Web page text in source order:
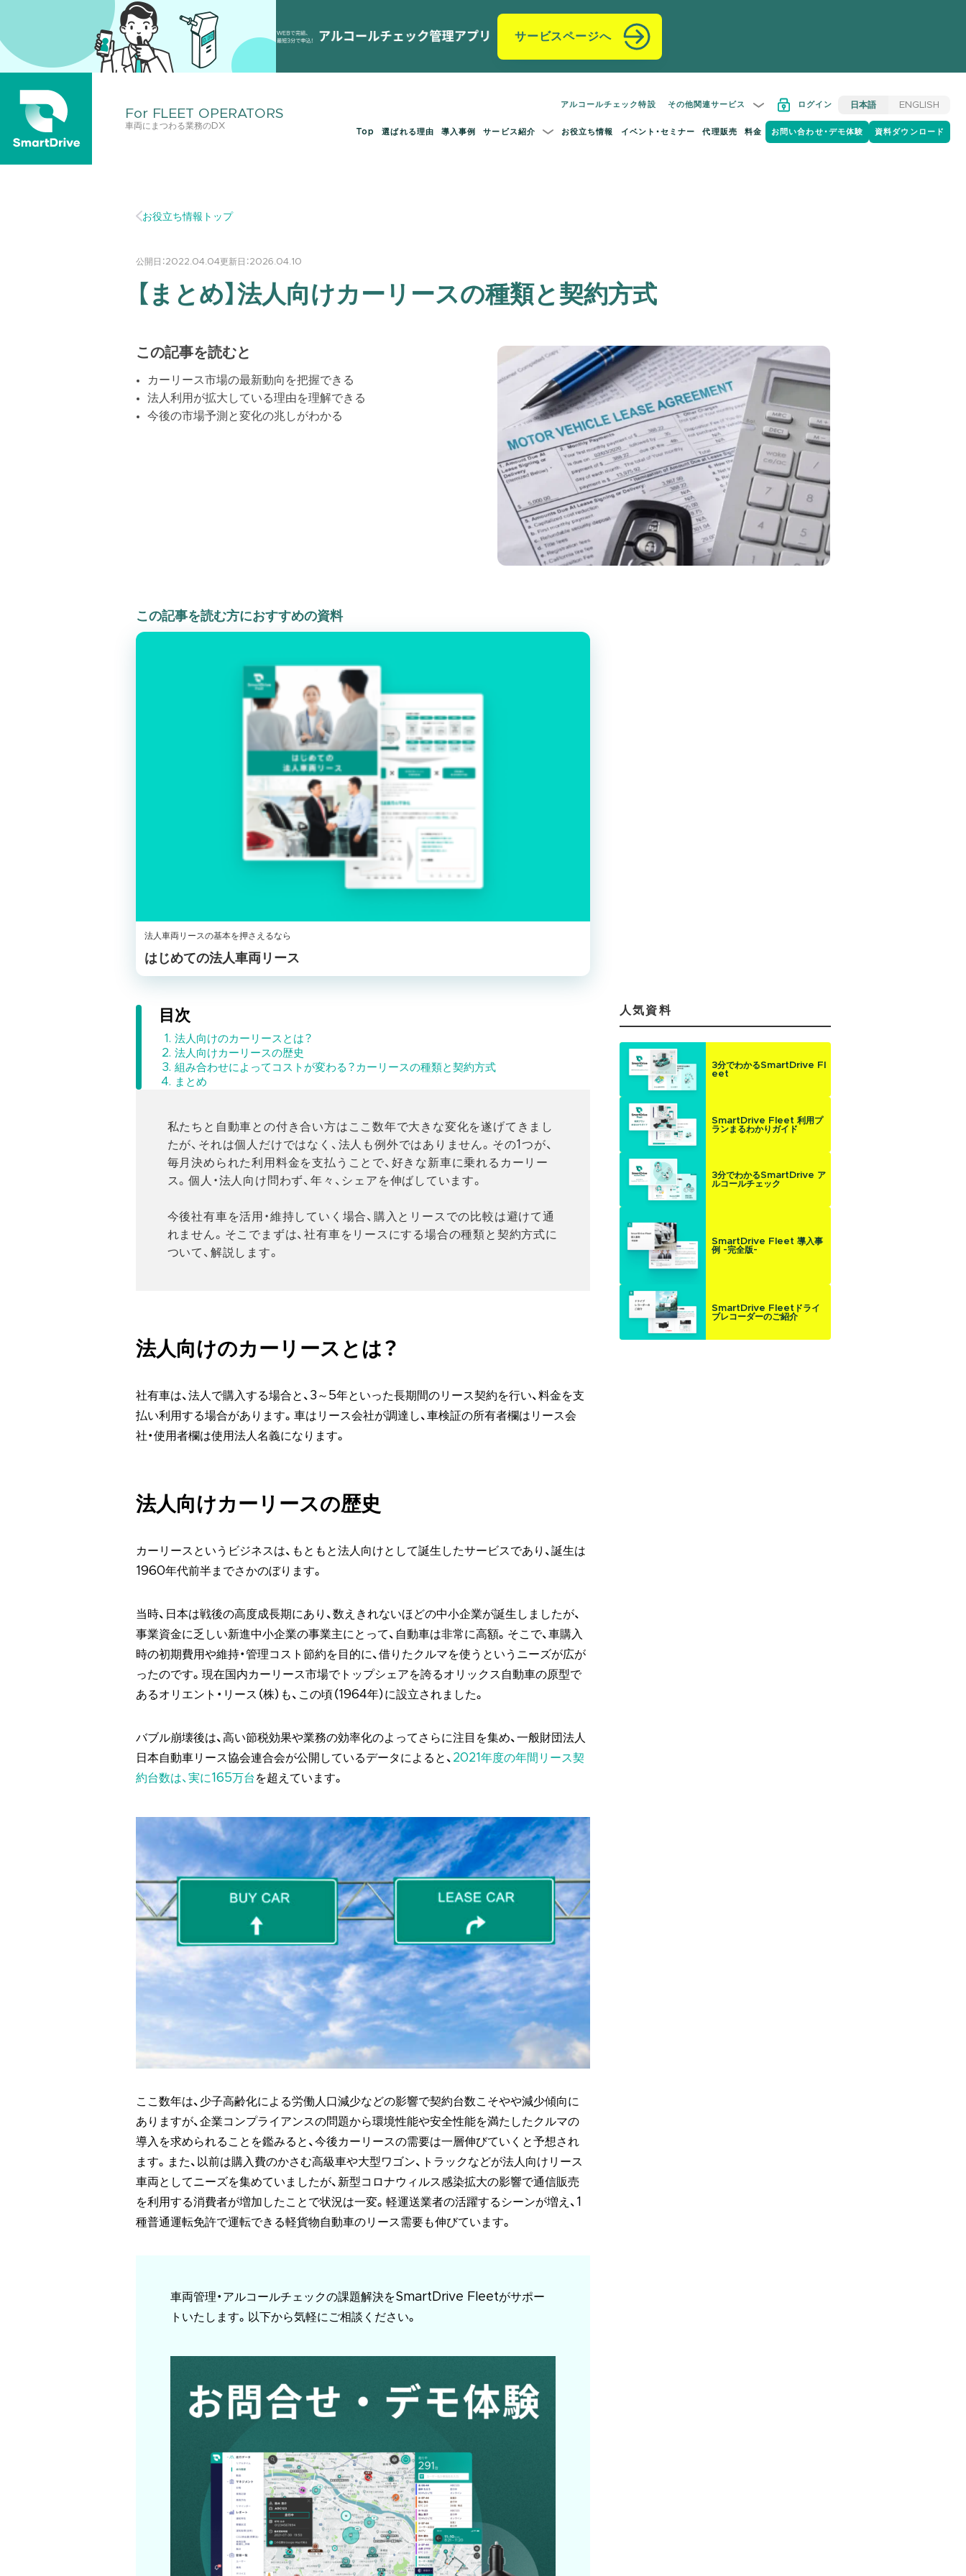
サービスページへ
For FLEET OPERATORS
車両にまつわる業務のDX
アルコールチェック特設 その他関連サービス ログイン 日本語 ENGLISH
Top 選ばれる理由 導入事例 サービス紹介 お役立ち情報 イベント・セミナー 代理販売 料金 お問い合わせ・デモ体験 資料ダウンロード
お役立ち情報トップ
公開日：2022.04.04更新日：2026.04.10
【まとめ】法人向けカーリースの種類と契約方式
この記事を読むと
カーリース市場の最新動向を把握できる
法人利用が拡大している理由を理解できる
今後の市場予測と変化の兆しがわかる
この記事を読む方におすすめの資料
法人車両リースの基本を押さえるなら
はじめての法人車両リース
目次
法人向けのカーリースとは？
法人向けカーリースの歴史
組み合わせによってコストが変わる？カーリースの種類と契約方式
まとめ
私たちと自動車との付き合い方はここ数年で大きな変化を遂げてきまし
たが、それは個人だけではなく、法人も例外ではありません。その1つが、
毎月決められた利用料金を支払うことで、好きな新車に乗れるカーリー
ス。個人・法人向け問わず、年々、シェアを伸ばしています。
今後社有車を活用・維持していく場合、購入とリースでの比較は避けて通
れません。そこでまずは、社有車をリースにする場合の種類と契約方式に
ついて、解説します。
法人向けのカーリースとは？
社有車は、法人で購入する場合と、3～5年といった長期間のリース契約を行い、料金を支
払い利用する場合があります。車はリース会社が調達し、車検証の所有者欄はリース会
社・使用者欄は使用法人名義になります。
法人向けカーリースの歴史
カーリースというビジネスは、もともと法人向けとして誕生したサービスであり、誕生は
1960年代前半までさかのぼります。
当時、日本は戦後の高度成長期にあり、数えきれないほどの中小企業が誕生しましたが、
事業資金に乏しい新進中小企業の事業主にとって、自動車は非常に高額。そこで、車購入
時の初期費用や維持・管理コスト節約を目的に、借りたクルマを使うというニーズが広が
ったのです。現在国内カーリース市場でトップシェアを誇るオリックス自動車の原型で
あるオリエント・リース（株）も、この頃（1964年）に設立されました。
バブル崩壊後は、高い節税効果や業務の効率化のよってさらに注目を集め、一般財団法人
日本自動車リース協会連合会が公開しているデータによると、 2021年度の年間リース契
約台数は、実に165万台 を超えています。
ここ数年は、少子高齢化による労働人口減少などの影響で契約台数こそやや減少傾向に
ありますが、企業コンプライアンスの問題から環境性能や安全性能を満たしたクルマの
導入を求められることを鑑みると、今後カーリースの需要は一層伸びていくと予想され
ます。また、以前は購入費のかさむ高級車や大型ワゴン、トラックなどが法人向けリース
車両としてニーズを集めていましたが、新型コロナウィルス感染拡大の影響で通信販売
を利用する消費者が増加したことで状況は一変。軽運送業者の活躍するシーンが増え、1
種普通運転免許で運転できる軽貨物自動車のリース需要も伸びています。
車両管理・アルコールチェックの課題解決をSmartDrive Fleetがサポー
トいたします。以下から気軽にご相談ください。
人気資料
3分でわかるSmartDrive Fl
eet
SmartDrive Fleet 利用プ
ランまるわかりガイド
3分でわかるSmartDrive ア
ルコールチェック
SmartDrive Fleet 導入事
例 -完全版-
SmartDrive Fleetドライ
ブレコーダーのご紹介